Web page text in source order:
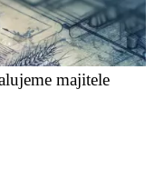
majitele